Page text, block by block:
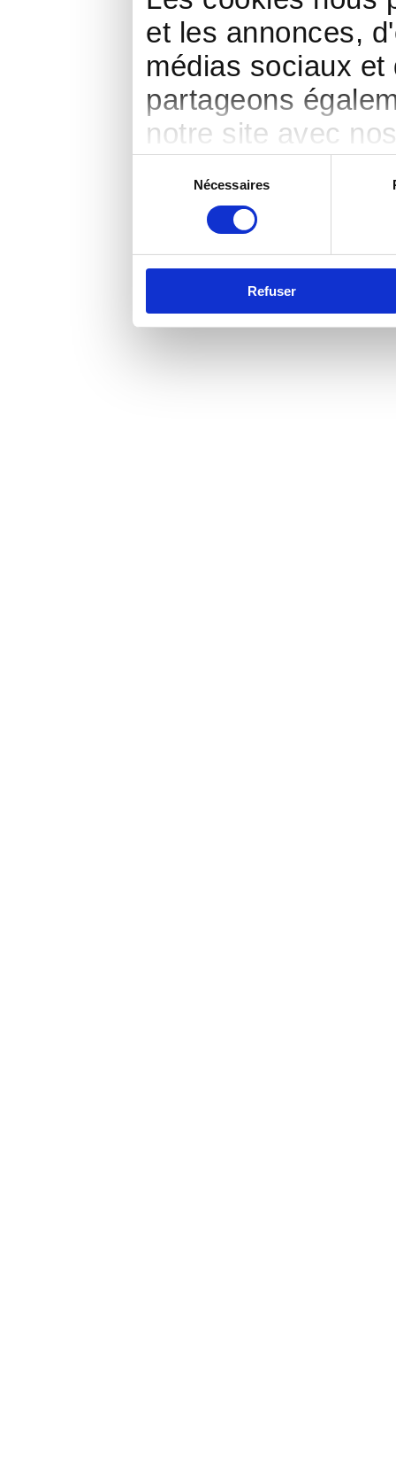
et les annonces,
médias sociaux
partageons
notre site avec
d'autres
ont collectées
consentement
Nécessaires
Refuser